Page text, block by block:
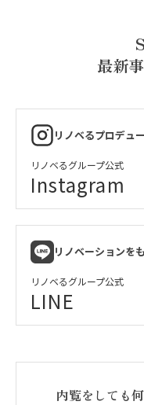
最新
リノベるプロデュ
リノベるグループ公式
Instagram
リノベーションを
リノベるグループ公式
LINE
内覧をしても